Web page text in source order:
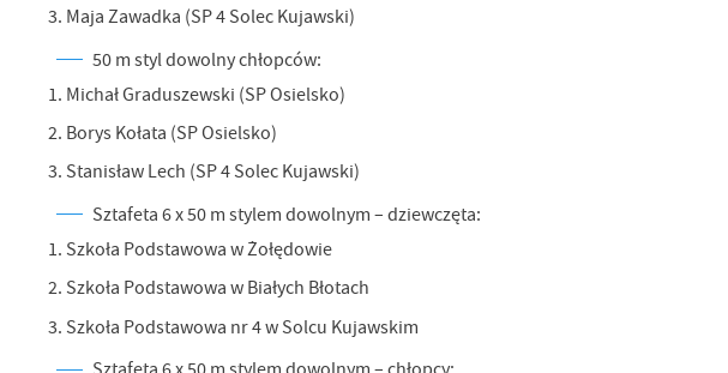
3. Maja Zawadka (SP 4 Solec Kujawski)
50 m styl dowolny chłopców:
1. Michał Graduszewski (SP Osielsko)
2. Borys Kołata (SP Osielsko)
3. Stanisław Lech (SP 4 Solec Kujawski)
Sztafeta 6 x 50 m stylem dowolnym – dziewczęta:
1. Szkoła Podstawowa w Żołędowie
2. Szkoła Podstawowa w Białych Błotach
3. Szkoła Podstawowa nr 4 w Solcu Kujawskim